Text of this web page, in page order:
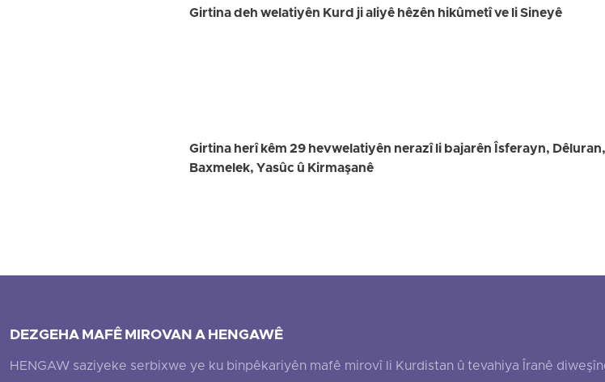
Girtina deh welatiyên Kurd ji aliyê hêzên hikûmetî ve li Sineyê
Girtina herî kêm 29 hevwelatiyên nerazî li bajarên Îsferayn,
Baxmelek, Yasûc û Kirmaşanê
DEZGEHA MAFÊ MIROVAN A HENGAWÊ
HENGAW saziyeke serbixwe ye ku binpêkariyên mafê mirovî li Kurdistan û tevahiya Îranê